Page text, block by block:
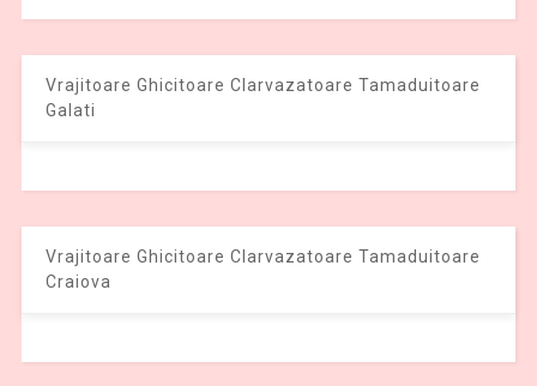
Vrajitoare Ghicitoare Clarvazatoare Tamaduitoare
Galati
Vrajitoare Ghicitoare Clarvazatoare Tamaduitoare
Craiova